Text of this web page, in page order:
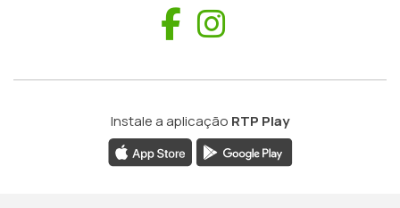
Facebook
Instale a aplicação RTP Play